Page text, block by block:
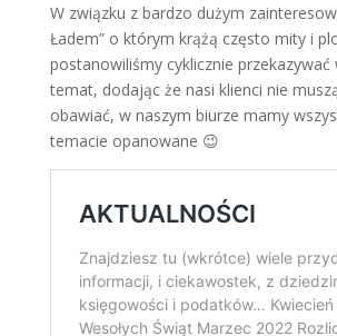
W związku z bardzo dużym
Ładem” o którym krążą często mity i
postanowiliśmy cyklicznie przekazywać
temat, dodając że nasi klienci nie
obawiać, w naszym biurze mamy
temacie opanowane 😉